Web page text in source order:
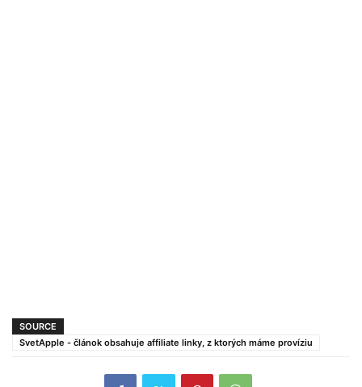
SOURCE
SvetApple - článok obsahuje affiliate linky, z ktorých máme províziu